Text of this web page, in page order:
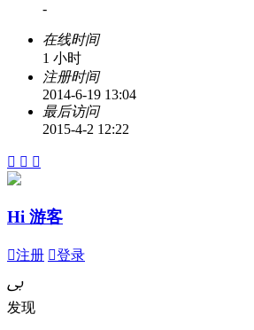
-
在线时间
1 小时
注册时间
2014-6-19 13:04
最后访问
2015-4-2 12:22
  
Hi 游客
注册 登录
ﰉ
发现